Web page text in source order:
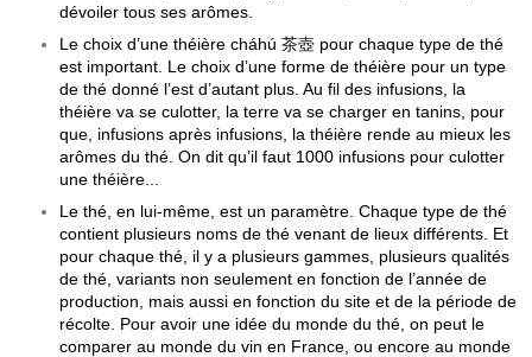
dévoiler tous ses arômes.
Le choix d’une théière cháhú 茶壺 pour chaque type de thé
est important. Le choix d’une forme de théière pour un type
de thé donné l’est d’autant plus. Au fil des infusions, la
théière va se culotter, la terre va se charger en tanins, pour
que, infusions après infusions, la théière rende au mieux les
arômes du thé. On dit qu’il faut 1000 infusions pour culotter
une théière...
Le thé, en lui-même, est un paramètre. Chaque type de thé
contient plusieurs noms de thé venant de lieux différents. Et
pour chaque thé, il y a plusieurs gammes, plusieurs qualités
de thé, variants non seulement en fonction de l’année de
production, mais aussi en fonction du site et de la période de
récolte. Pour avoir une idée du monde du thé, on peut le
comparer au monde du vin en France, ou encore au monde